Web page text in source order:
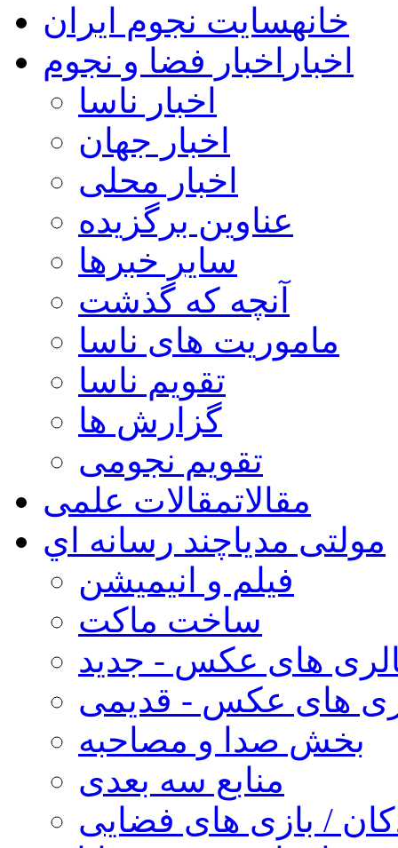
خانهسایت نجوم ایران
اخبار اخبار فضا و نجوم
اخبار ناسا
اخبار جهان
اخبار محلی
عناوین برگزیده
سایر خبرها
آنچه که گذشت
ماموریت های ناسا
تقویم ناسا
گزارش ها
تقویم نجومی
مقالاتمقالات علمی
مولتی مدیاچند رسانه اي
فیلم و انیمیشن
ساخت ماکت
های عکس - جدید
های عکس - قدیمی
بخش صدا و مصاحبه
منابع سه بعدی
/ بازی های فضایی